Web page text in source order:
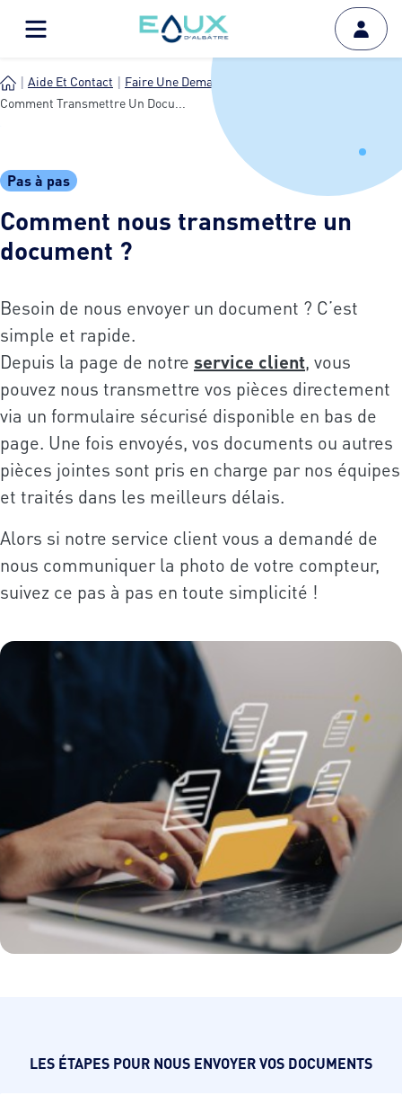
Aide Et Contact
Faire Une Demande
Comment Transmettre Un Docu...
Pas à pas
Comment nous transmettre un
document ?
Besoin de nous envoyer un document ? C’est
simple et rapide.
Depuis la page de notre service client, vous
pouvez nous transmettre vos pièces directement
via un formulaire sécurisé disponible en bas de
page. Une fois envoyés, vos documents ou autres
pièces jointes sont pris en charge par nos équipes
et traités dans les meilleurs délais.
Alors si notre service client vous a demandé de
nous communiquer la photo de votre compteur,
suivez ce pas à pas en toute simplicité !
LES ÉTAPES POUR NOUS ENVOYER VOS DOCUMENTS